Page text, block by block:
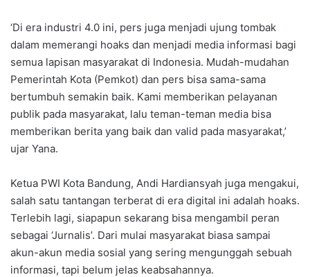
‘Di era industri 4.0 ini, pers juga menjadi ujung tombak
dalam memerangi hoaks dan menjadi media informasi bagi
semua lapisan masyarakat di Indonesia. Mudah-mudahan
Pemerintah Kota (Pemkot) dan pers bisa sama-sama
bertumbuh semakin baik. Kami memberikan pelayanan
publik pada masyarakat, lalu teman-teman media bisa
memberikan berita yang baik dan valid pada masyarakat,’
ujar Yana.
Ketua PWI Kota Bandung, Andi Hardiansyah juga mengakui,
salah satu tantangan terberat di era digital ini adalah hoaks.
Terlebih lagi, siapapun sekarang bisa mengambil peran
sebagai ‘Jurnalis’. Dari mulai masyarakat biasa sampai
akun-akun media sosial yang sering mengunggah sebuah
informasi, tapi belum jelas keabsahannya.